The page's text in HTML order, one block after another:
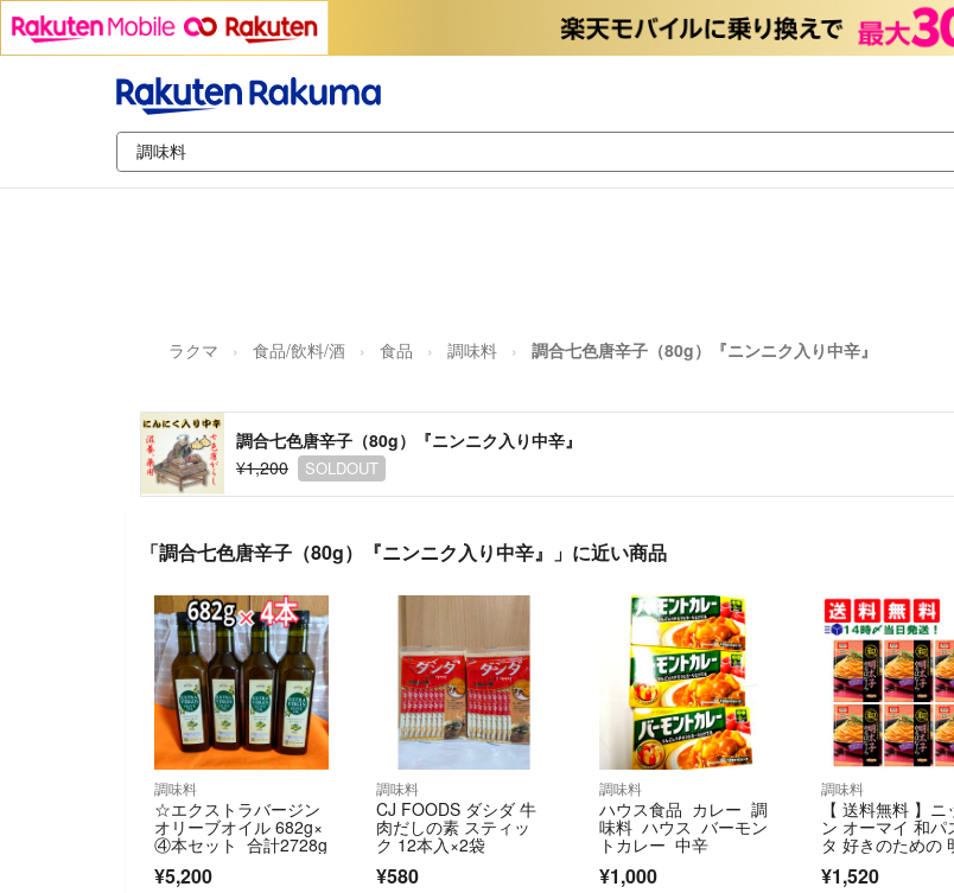
ラクマ 食品/飲料/酒 食品 調味料 調合七色唐辛子（80g）『ニンニク入り中辛』
調合七色唐辛子（80g）『ニンニク入り中辛』
¥1,200
SOLDOUT
「調合七色唐辛子（80g）『ニンニク入り中辛』」に近い商品
調味料
☆エクストラバージン
オリーブオイル 682g×
④本セット 合計2728g
¥5,200
調味料
CJ FOODS ダシダ 牛
肉だしの素 スティッ
ク 12本入×2袋
¥580
調味料
ハウス食品 カレー 調
味料 ハウス バーモン
トカレー 中辛
¥1,000
調味料
【 送料無料 】ニ
ン オーマイ 和パ
タ 好きのための
子かるぼなーら（
入）× 6袋 セット
¥1,520